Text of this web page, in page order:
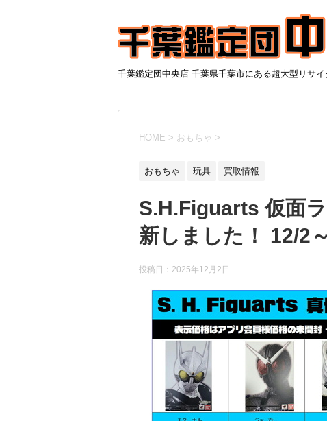
千葉鑑定団中央店 千葉県千葉市にある超大型リサ
HOME > おもちゃ >
おもちゃ 玩具 買取情報
S.H.Figuarts 仮面
新しました！ 12/2～
投稿日： 2025年12月2日